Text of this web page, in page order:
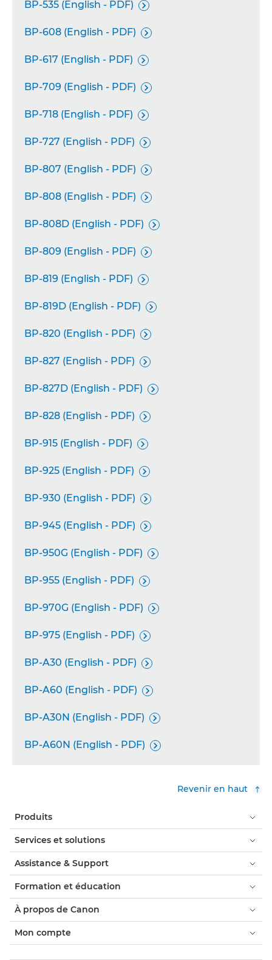
BP-535 (English - PDF) 
BP-608 (English - PDF) 
BP-617 (English - PDF) 
BP-709 (English - PDF) 
BP-718 (English - PDF) 
BP-727 (English - PDF) 
BP-807 (English - PDF) 
BP-808 (English - PDF) 
BP-808D (English - PDF) 
BP-809 (English - PDF) 
BP-819 (English - PDF) 
BP-819D (English - PDF) 
BP-820 (English - PDF) 
BP-827 (English - PDF) 
BP-827D (English - PDF) 
BP-828 (English - PDF) 
BP-915 (English - PDF) 
BP-925 (English - PDF) 
BP-930 (English - PDF) 
BP-945 (English - PDF) 
BP-950G (English - PDF) 
BP-955 (English - PDF) 
BP-970G (English - PDF) 
BP-975 (English - PDF) 
BP-A30 (English - PDF) 
BP-A60 (English - PDF) 
BP-A30N (English - PDF) 
BP-A60N (English - PDF) 
Revenir en haut
Produits
Services et solutions
Assistance & Support
Formation et éducation
À propos de Canon
Mon compte